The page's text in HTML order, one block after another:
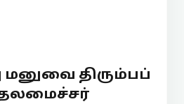
மனுவை திரும்பப்